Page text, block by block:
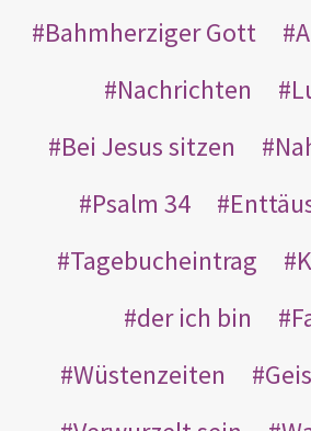
Bahmherziger Gott
Nachrichten
Bei Jesus sitzen
Psalm 34
Tagebucheintrag
der ich bin
Wüstenzeiten